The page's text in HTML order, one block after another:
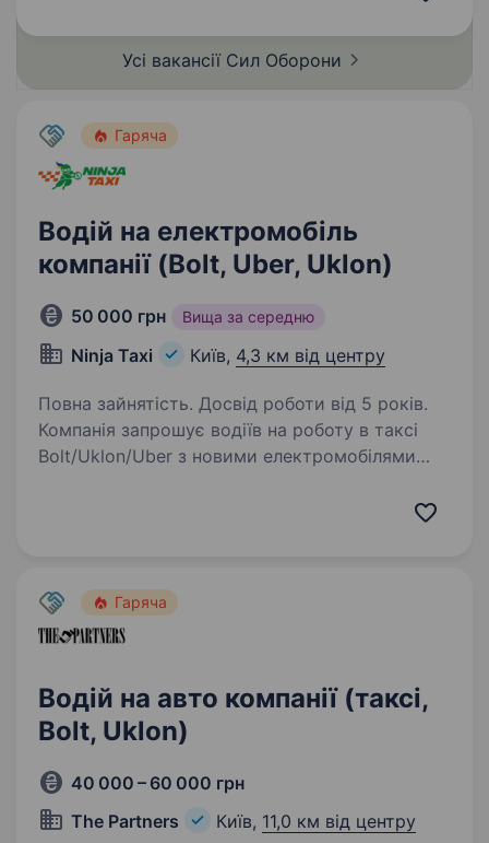
Усі вакансії Сил Оборони
Гаряча
Водій на електромобіль
компанії (Bolt, Uber, Uklon)
50 000 грн Вища за середню
Ninja Taxi Київ, 4,3 км від центру
Повна зайнятість. Досвід роботи від 5 років.
Компанія запрошує водіїв на роботу в таксі
Bolt/Uklon/Uber з новими електромобілями
Гаряча
Водій на авто компанії (таксі,
Bolt, Uklon)
40 000 – 60 000 грн
The Partners
Київ, 11,0 км від центру